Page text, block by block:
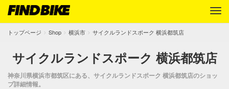
トップページ Shop 横浜市 サイクルランドスポーク 横浜都筑店
サイクルランドスポーク 横浜都筑店
神奈川県横浜市都筑区にある、サイクルランドスポーク 横浜都筑店のショッ
プ詳細情報。